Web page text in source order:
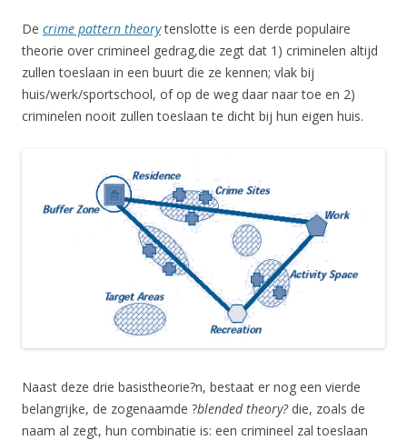
De crime pattern theorytenslotte is een derde populaire
theorie over crimineel gedrag,die zegt dat 1) criminelen altijd
zullen toeslaan in een buurt die ze kennen; vlak bij
huis/werk/sportschool, of op de weg daar naar toe en 2)
criminelen nooit zullen toeslaan te dicht bij hun eigen huis.
Naast deze drie basistheorie?n, bestaat er nog een vierde
belangrijke, de zogenaamde ?blended theory?die, zoals de
naam al zegt, hun combinatie is: een crimineel zal toeslaan